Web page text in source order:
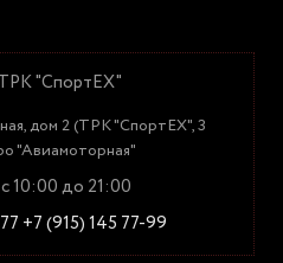
"СпортЕХ"
дом 2 (ТРК "СпортЕХ", 3
"Авиамоторная"
10:00 до 21:00
+7 (915) 145 77-99